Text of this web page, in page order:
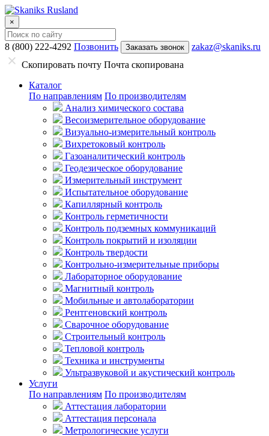
×
8 (800) 222-4292 Позвонить Заказать звонок
zakaz@skaniks.ru
Скопировать почту Почта скопирована
Каталог
По направлениям По производителям
Анализ химического состава
Весоизмерительное оборудование
Визуально-измерительный контроль
Вихретоковый контроль
Газоаналитический контроль
Геодезическое оборудование
Измерительный инструмент
Испытательное оборудование
Капиллярный контроль
Контроль герметичности
Контроль подземных коммуникаций
Контроль покрытий и изоляции
Контроль твердости
Контрольно-измерительные приборы
Лабораторное оборудование
Магнитный контроль
Мобильные и автолаборатории
Рентгеновский контроль
Сварочное оборудование
Строительный контроль
Тепловой контроль
Техника и инструменты
Ультразвуковой и акустический контроль
Услуги
По направлениям По производителям
Аттестация лаборатории
Аттестация персонала
Метрологические услуги